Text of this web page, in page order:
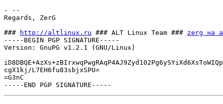
- --
Regards, ZerG
###
http://altlinux.ru ### ALT Linux Team ### zerg на
-----BEGIN PGP SIGNATURE-----
Version: GnuPG v1.2.1 (GNU/Linux)
cgX1kj/L7EH6fu83sbjxSPU=
=G3nC